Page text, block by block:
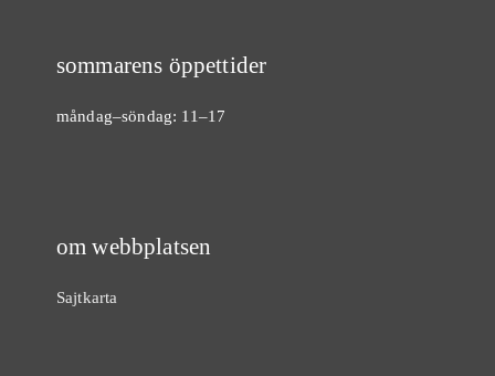
sommarens öppettider
måndag–söndag: 11–17
om webbplatsen
Sajtkarta